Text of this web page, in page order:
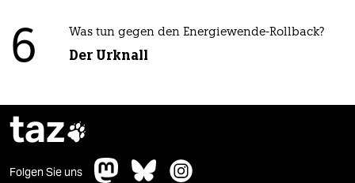
6 Was tun gegen den Energiewende-Rollback?
Der Urknall
taz
Folgen Sie uns